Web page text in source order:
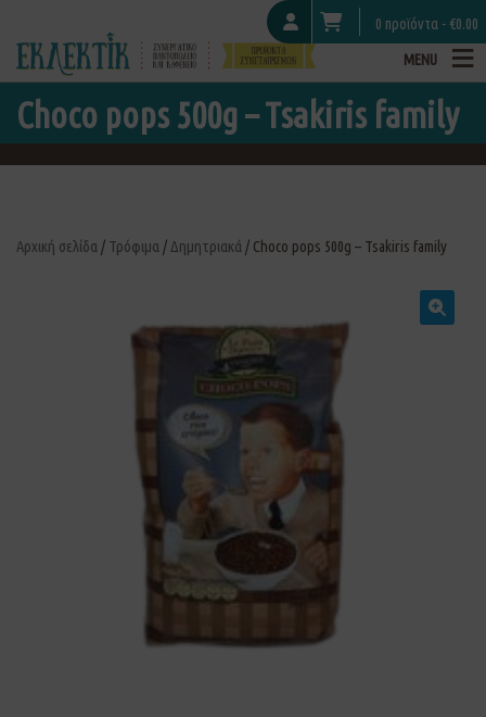
0 προϊόντα - €0.00
MENU
Choco pops 500g – Tsakiris family
Αρχική σελίδα / Τρόφιμα / Δημητριακά / Choco pops 500g – Tsakiris family